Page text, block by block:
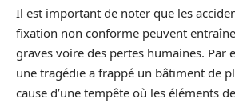
Il est important de noter que les
fixation non conforme peuvent
graves voire des pertes humaines. Par
une tragédie a frappé un bâtiment de
cause d’une tempête où les éléments